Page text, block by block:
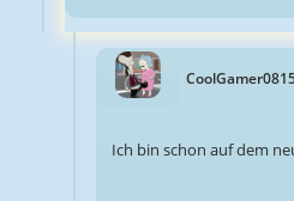
Ich bin schon auf dem